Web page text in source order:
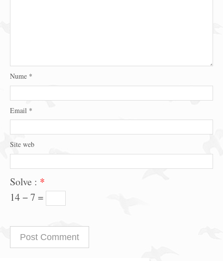
Nume *
Email *
Site web
Solve : *
14 − 7 =